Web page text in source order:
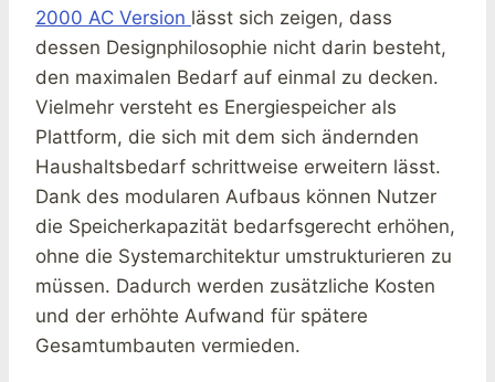
2000 AC Version lässt sich zeigen, dass
dessen Designphilosophie nicht darin besteht,
den maximalen Bedarf auf einmal zu decken.
Vielmehr versteht es Energiespeicher als
Plattform, die sich mit dem sich ändernden
Haushaltsbedarf schrittweise erweitern lässt.
Dank des modularen Aufbaus können Nutzer
die Speicherkapazität bedarfsgerecht erhöhen,
ohne die Systemarchitektur umstrukturieren zu
müssen. Dadurch werden zusätzliche Kosten
und der erhöhte Aufwand für spätere
Gesamtumbauten vermieden.